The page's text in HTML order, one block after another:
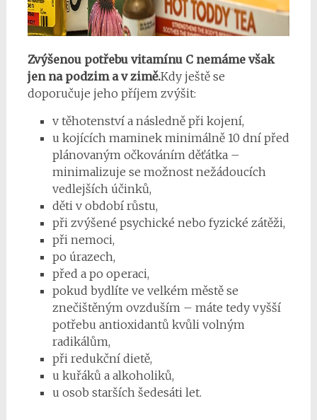
Zvýšenou potřebu vitamínu C nemáme však
jen na podzim a v zimě.Kdy ještě se
doporučuje jeho příjem zvýšit:
v těhotenství a následně při kojení,
u kojících maminek minimálně 10 dní před
plánovaným očkováním děťátka –
minimalizuje se možnost nežádoucích
vedlejších účinků,
děti v období růstu,
při zvýšené psychické nebo fyzické zátěži,
při nemoci,
po úrazech,
před a po operaci,
pokud bydlíte ve velkém městě se
znečištěným ovzduším – máte tedy vyšší
potřebu antioxidantů kvůli volným
radikálům,
při redukční dietě,
u kuřáků a alkoholiků,
u osob starších šedesáti let.